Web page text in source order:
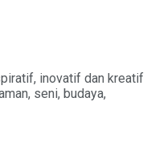
inovatif dan kreatif
seni, budaya,